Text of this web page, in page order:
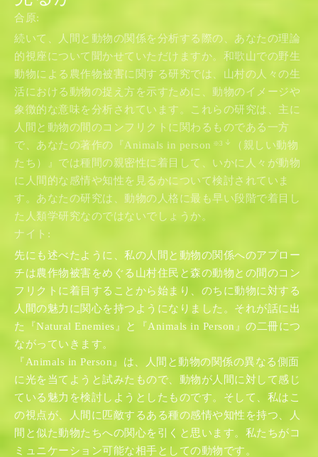
合原:
続いて、人間と動物の関係を分析する際の、あなたの理論
的視座について聞かせていただけますか。和歌山での野生
動物による農作物被害に関する研究では、山村の人々の生
活における動物の捉え方を示すために、動物のイメージや
象徴的な意味を分析されています。これらの研究は、主に
人間と動物の間のコンフリクトに関わるものである一方
で、あなたの著作の『Animals in person ※3
（親しい動物
たち）』では種間の親密性に着目して、いかに人々が動物
に人間的な感情や知性を見るかについて検討されていま
す。あなたの研究は、動物の人格に最も早い段階で着目し
た人類学研究なのではないでしょうか。
ナイト:
先にも述べたように、私の人間と動物の関係へのアプロー
チは農作物被害をめぐる山村住民と森の動物との間のコン
フリクトに着目することから始まり、のちに動物に対する
人間の魅力に関心を持つようになりました。それが話に出
た『Natural Enemies』と『Animals in Person』の二冊につ
ながっていきます。
『Animals in Person』は、人間と動物の関係の異なる側面
に光を当てようと試みたもので、動物が人間に対して感じ
ている魅力を検討しようとしたものです。そして、私はこ
の視点が、人間に匹敵するある種の感情や知性を持つ、人
間と似た動物たちへの関心を引くと思います。私たちがコ
ミュニケーション可能な相手としての動物です。